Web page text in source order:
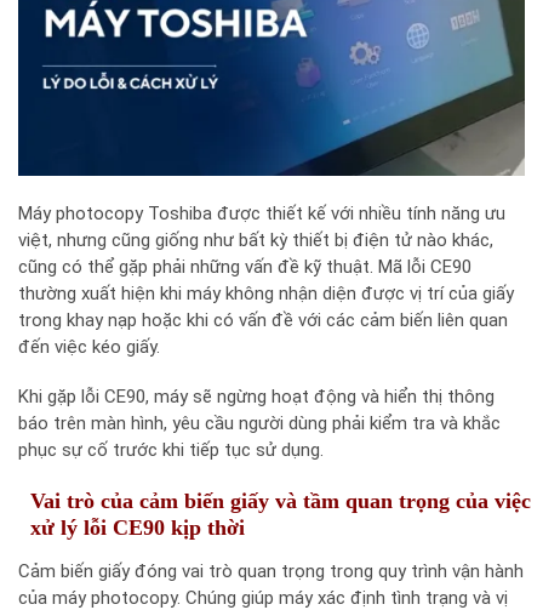
Máy photocopy Toshiba được thiết kế với nhiều tính năng ưu
việt, nhưng cũng giống như bất kỳ thiết bị điện tử nào khác,
cũng có thể gặp phải những vấn đề kỹ thuật. Mã lỗi CE90
thường xuất hiện khi máy không nhận diện được vị trí của giấy
trong khay nạp hoặc khi có vấn đề với các cảm biến liên quan
đến việc kéo giấy.
Khi gặp lỗi CE90, máy sẽ ngừng hoạt động và hiển thị thông
báo trên màn hình, yêu cầu người dùng phải kiểm tra và khắc
phục sự cố trước khi tiếp tục sử dụng.
Vai trò của cảm biến giấy và tầm quan trọng của việc
xử lý lỗi CE90 kịp thời
Cảm biến giấy đóng vai trò quan trọng trong quy trình vận hành
của máy photocopy. Chúng giúp máy xác định tình trạng và vị